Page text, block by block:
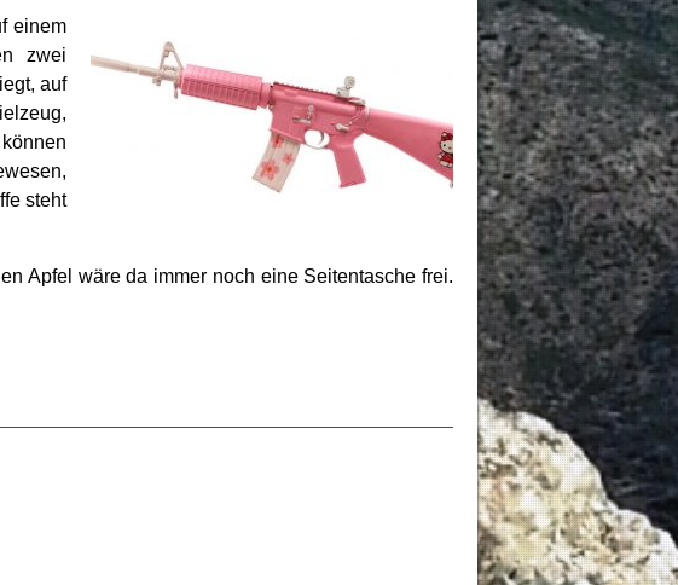
einem
zwei
auf
steht
Apfel wäre da immer noch eine Seitentasche frei.